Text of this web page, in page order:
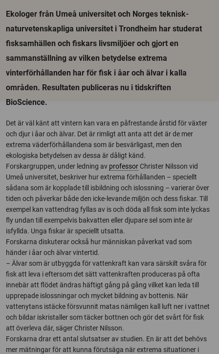
Ekologer från Umeå universitet och Norges teknisk-
naturvetenskapliga universitet i Trondheim har studerat
fisksamhällen och fiskars livsmiljöer och gjort en
sammanställning av vilken betydelse extrema
vinterförhållanden har för fisk i åar och älvar i kalla
områden. Resultaten publiceras nu i tidskriften
BioScience.
Det är väl känt att vintern kan vara en påfrestande årstid för växter
och djur i åar och älvar. Det är rimligt att anta att det är de mer
extrema väderförhållandena som är besvärligast, men den
ekologiska betydelsen av dessa är dåligt känd.
Forskargruppen, under ledning av professor Christer Nilsson vid
Umeå universitet, beskriver hur extrema förhållanden – speciellt
sådana som är kopplade till isbildning och islossning – varierar över
tiden och påverkar både den icke-levande miljön och dess fiskar. Till
exempel kan vattendrag fyllas av is och döda all fisk som inte lyckas
fly undan till exempelvis bakvatten eller djupare sel som inte är
isfyllda. Unga fiskar är speciellt utsatta.
Forskarna diskuterar också hur människan påverkat vad som
händer i åar och älvar vintertid.
– Älvar som är utbyggda för vattenkraft kan vara särskilt svåra för
fisk att leva i eftersom det sätt vattenkraften produceras på ofta
innebär att flödet ändras häftigt gång på gång vilket kan leda till
upprepade islossningar och mycket bildning av bottenis. När
vattenytans istäcke försvunnit matas nämligen kall luft ner i vattnet
och bildar iskristaller som täcker bottnen och gör det svårt för fisk
att överleva där, säger Christer Nilsson.
Forskarna drar ett antal slutsatser av studien. En är att det behövs
mer mätningar för att kunna förutsäga när extrema situationer i